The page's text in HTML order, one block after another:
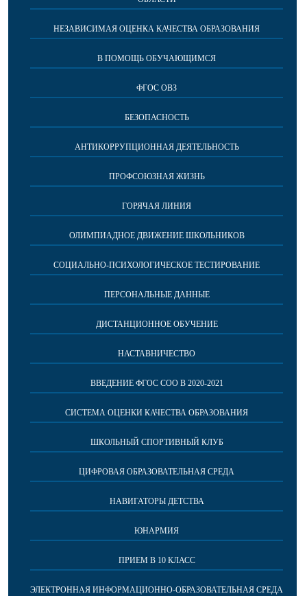
НЕЗАВИСИМАЯ ОЦЕНКА КАЧЕСТВА ОБРАЗОВАНИЯ
В ПОМОЩЬ ОБУЧАЮЩИМСЯ
ФГОС ОВЗ
БЕЗОПАСНОСТЬ
АНТИКОРРУПЦИОННАЯ ДЕЯТЕЛЬНОСТЬ
ПРОФСОЮЗНАЯ ЖИЗНЬ
ГОРЯЧАЯ ЛИНИЯ
ОЛИМПИАДНОЕ ДВИЖЕНИЕ ШКОЛЬНИКОВ
СОЦИАЛЬНО-ПСИХОЛОГИЧЕСКОЕ ТЕСТИРОВАНИЕ
ПЕРСОНАЛЬНЫЕ ДАННЫЕ
ДИСТАНЦИОННОЕ ОБУЧЕНИЕ
НАСТАВНИЧЕСТВО
ВВЕДЕНИЕ ФГОС СОО В 2020-2021
СИСТЕМА ОЦЕНКИ КАЧЕСТВА ОБРАЗОВАНИЯ
ШКОЛЬНЫЙ СПОРТИВНЫЙ КЛУБ
ЦИФРОВАЯ ОБРАЗОВАТЕЛЬНАЯ СРЕДА
НАВИГАТОРЫ ДЕТСТВА
ЮНАРМИЯ
ПРИЕМ В 10 КЛАСС
ЭЛЕКТРОННАЯ ИНФОРМАЦИОННО-ОБРАЗОВАТЕЛЬНАЯ СРЕДА